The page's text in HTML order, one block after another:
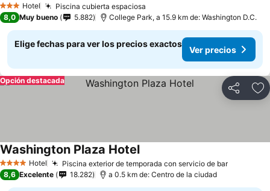
3 Estrellas
Hotel Piscina cubierta espaciosa
Ver precios
8,0 Muy bueno 5.882 College Park, a 15.9 km de: Washington D.C.
Elige fechas para ver los precios exactos
Ver precios
Compartir
Opción destacada
4 EstrellasHotel Piscina exterior de temporada con servicio de barVer
Washington Plaza HotelVer precios
8,6 Excelente 18.282 a 0.5 km de: Centro de la ciudad